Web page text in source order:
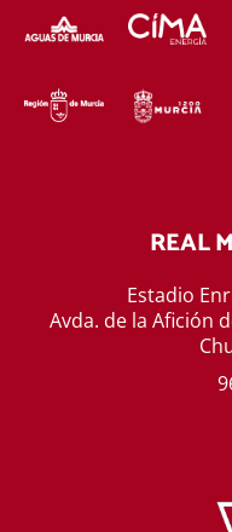
REAL
Estadio
Avda. de la Afición